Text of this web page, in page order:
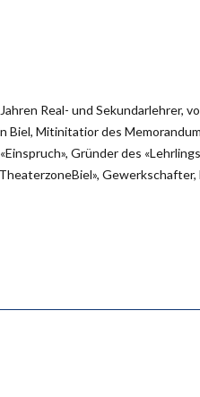
Real- und Sekundarlehrer,
Biel, Mitinitatior des
Gründer des
Gewerkschafter,